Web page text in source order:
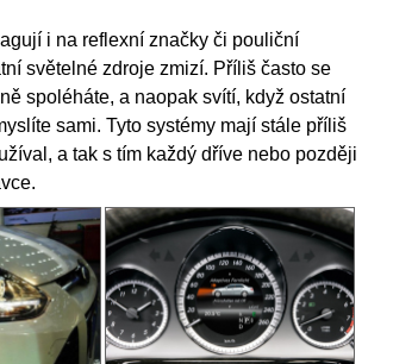
i na reflexní značky či pouliční
světelné zdroje zmizí. Příliš často se
spoléháte, a naopak svítí, když ostatní
sami. Tyto systémy mají stále příliš
a tak s tím každý dříve nebo později